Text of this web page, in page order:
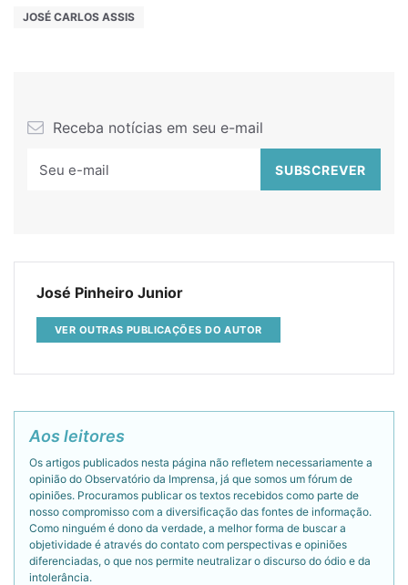
JOSÉ CARLOS ASSIS
Receba notícias em seu e-mail
José Pinheiro Junior
VER OUTRAS PUBLICAÇÕES DO AUTOR
Aos leitores
Os artigos publicados nesta página não refletem necessariamente a
opinião do Observatório da Imprensa, já que somos um fórum de
opiniões. Procuramos publicar os textos recebidos como parte de
nosso compromisso com a diversificação das fontes de informação.
Como ninguém é dono da verdade, a melhor forma de buscar a
objetividade é através do contato com perspectivas e opiniões
diferenciadas, o que nos permite neutralizar o discurso do ódio e da
intolerância.